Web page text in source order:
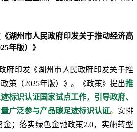
湖州市人民政府印发关于推动经济高
年版）》
府印发《湖州市人民政府印发关于推
策（2025年版）》。《政策》提出推
标识认证国家试点工作， 引导政府、
广泛参与产品碳足迹标识认证。 安排
；落实绿色金融政策2.0，实施转型